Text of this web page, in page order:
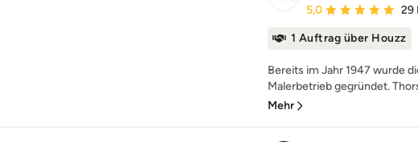
Durchschnittliche
5,0 29
1 Auftrag über Houzz
Bereits im Jahr 1947 wurde
Malerbetrieb gegründet.
Mehr